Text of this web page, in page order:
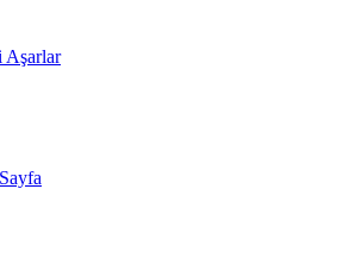
Aşarlar